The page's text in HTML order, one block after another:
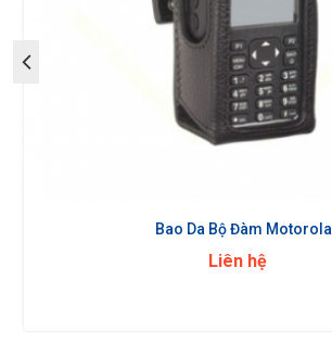
Bao Da Bộ Đàm Motorola
Liên hệ